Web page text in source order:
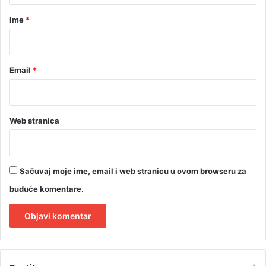
r
a
ć
j
r
Ime *
Email *
Web stranica
Sačuvaj moje ime, email i web stranicu u ovom browseru za
buduće komentare.